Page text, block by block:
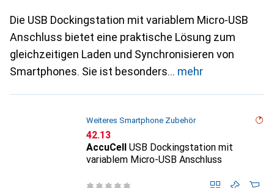
Die USB Dockingstation mit variablem Micro-USB
Anschluss bietet eine praktische Lösung zum
gleichzeitigen Laden und Synchronisieren von
Smartphones. Sie ist besonders
mehr
Weiteres Smartphone Zubehör
CHF
42.13
AccuCell USB Dockingstation mit
variablem Micro-USB Anschluss